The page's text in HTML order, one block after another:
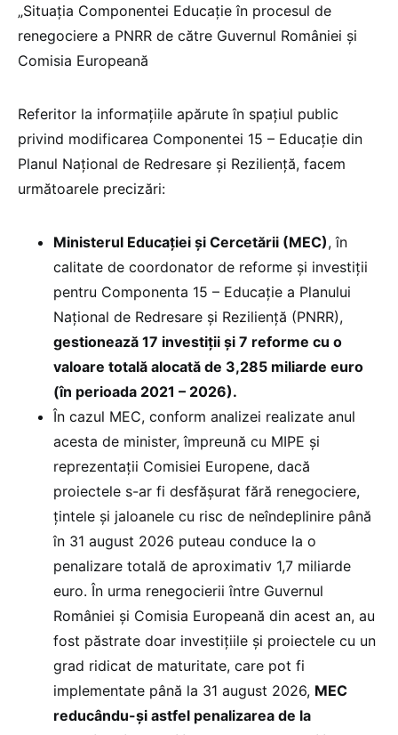
„Situația Componentei Educație în procesul de
renegociere a PNRR de către Guvernul României și
Comisia Europeană
Referitor la informațiile apărute în spațiul public
privind modificarea Componentei 15 – Educație din
Planul Național de Redresare și Reziliență, facem
următoarele precizări:
Ministerul Educației și Cercetării (MEC), în
calitate de coordonator de reforme și investiții
pentru Componenta 15 – Educație a Planului
Național de Redresare și Reziliență (PNRR),
gestionează 17 investiții și 7 reforme cu o
valoare totală alocată de 3,285 miliarde euro
(în perioada 2021 – 2026).
În cazul MEC, conform analizei realizate anul
acesta de minister, împreună cu MIPE și
reprezentații Comisiei Europene, dacă
proiectele s-ar fi desfășurat fără renegociere,
țintele și jaloanele cu risc de neîndeplinire până
în 31 august 2026 puteau conduce la o
penalizare totală de aproximativ 1,7 miliarde
euro. În urma renegocierii între Guvernul
României și Comisia Europeană din acest an, au
fost păstrate doar investițiile și proiectele cu un
grad ridicat de maturitate, care pot fi
implementate până la 31 august 2026, MEC
reducându-și astfel penalizarea de la